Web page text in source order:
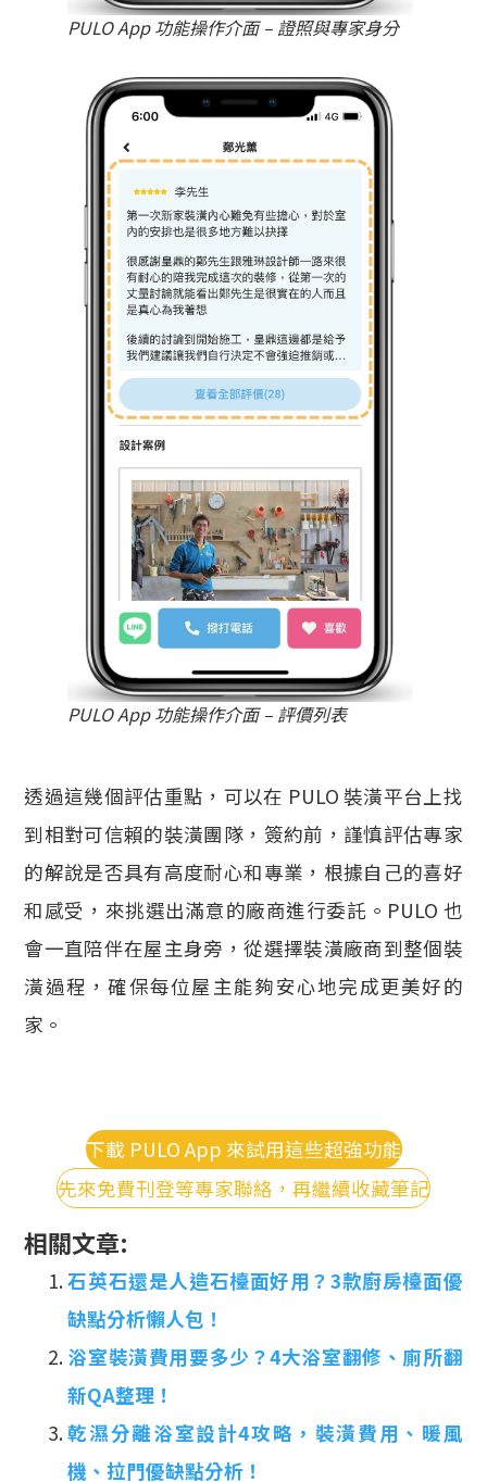
PULO App 功能操作介面 – 證照與專家身分
PULO App 功能操作介面 – 評價列表
透過這幾個評估重點，可以在 PULO 裝潢平台上找
到相對可信賴的裝潢團隊，簽約前，謹慎評估專家
的解說是否具有高度耐心和專業，根據自己的喜好
和感受，來挑選出滿意的廠商進行委託。PULO 也
會一直陪伴在屋主身旁，從選擇裝潢廠商到整個裝
潢過程，確保每位屋主能夠安心地完成更美好的
家。
下載 PULO App 來試用這些超強功能
先來免費刊登等專家聯絡，再繼續收藏筆記
相關文章:
石英石還是人造石檯面好用？3款廚房檯面優
缺點分析懶人包！
浴室裝潢費用要多少？4大浴室翻修、廁所翻
新QA整理！
乾濕分離浴室設計4攻略，裝潢費用、暖風
機、拉門優缺點分析！